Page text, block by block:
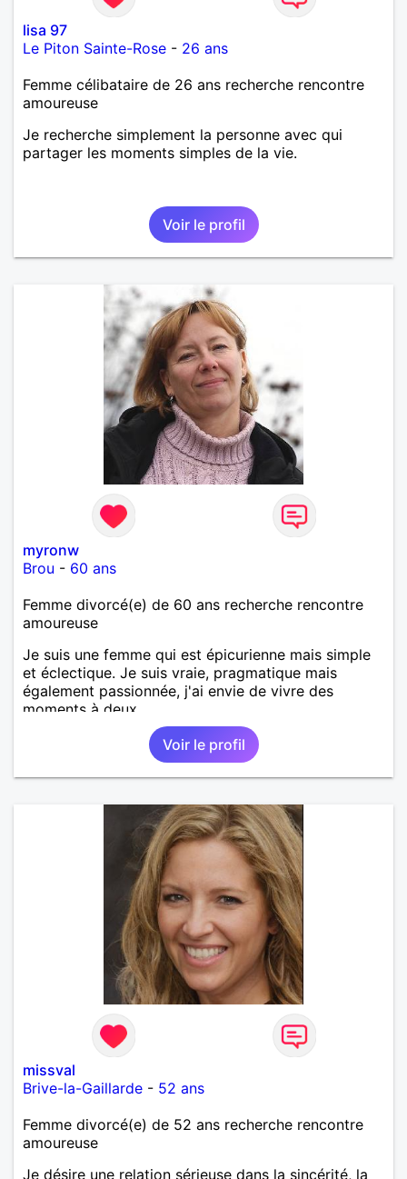
lisa 97
Le Piton Sainte-Rose - 26 ans
Femme célibataire de 26 ans recherche rencontre
amoureuse
Je recherche simplement la personne avec qui
partager les moments simples de la vie.
Voir le profil
myronw
Brou - 60 ans
Femme divorcé(e) de 60 ans recherche rencontre
amoureuse
Je suis une femme qui est épicurienne mais simple
et éclectique. Je suis vraie, pragmatique mais
également passionnée, j'ai envie de vivre des
moments à deux.
Voir le profil
missval
Brive-la-Gaillarde - 52 ans
Femme divorcé(e) de 52 ans recherche rencontre
amoureuse
Je désire une relation sérieuse dans la sincérité, la